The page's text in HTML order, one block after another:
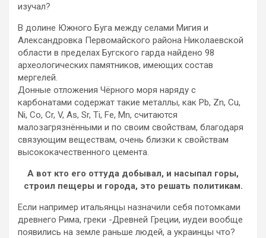
изучал?
В долине Южного Буга между селами Мигия и
Александровка Первомайского района Николаевской
области в пределах Бугского гарда найдено 98
археологических памятников, имеющих состав
мергелей.
Донные отложения Чёрного моря наряду с
карбонатами содержат такие металлы, как Pb, Zn, Cu,
Ni, Co, Cr, V, As, Sr, Ti, Fe, Mn, считаются
малозагрязнёнными и по своим свойствам, благодаря
связующим веществам, очень близки к свойствам
высококачественного цемента.
А вот кто его оттуда добывал, и насыпал горы,
строил пещеры и города, это решать политикам.
Если например итальянцы назначили себя потомками
древнего Рима, греки -Древней Греции, иудеи вообще
появились на земле раньше людей, а украинцы что?